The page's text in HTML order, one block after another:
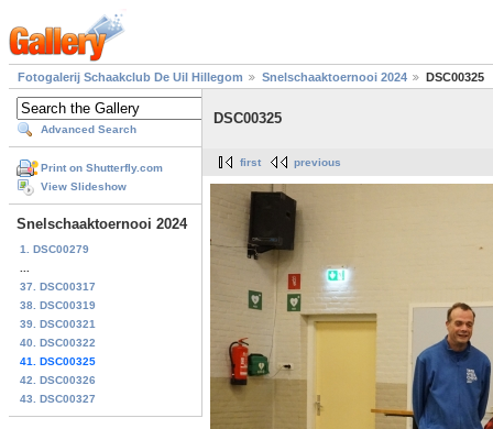
Fotogalerij Schaakclub De Uil Hillegom Snelschaaktoernooi 2024 DSC00325
Advanced Search
Print on Shutterfly.com
View Slideshow
Snelschaaktoernooi 2024
1. DSC00279
37. DSC00317
38. DSC00319
39. DSC00321
40. DSC00322
41. DSC00325
42. DSC00326
43. DSC00327
DSC00325
first previous